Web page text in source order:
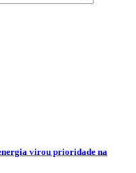
virou prioridade na